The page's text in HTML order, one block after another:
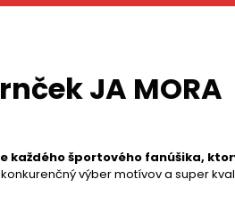
JA MORA
každého športového fanúšika,
výber motívov a super